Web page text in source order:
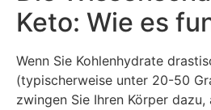
Keto: Wie es
Wenn Sie Kohlenhydrate
(typischerweise unter 20-50
zwingen Sie Ihren Körper